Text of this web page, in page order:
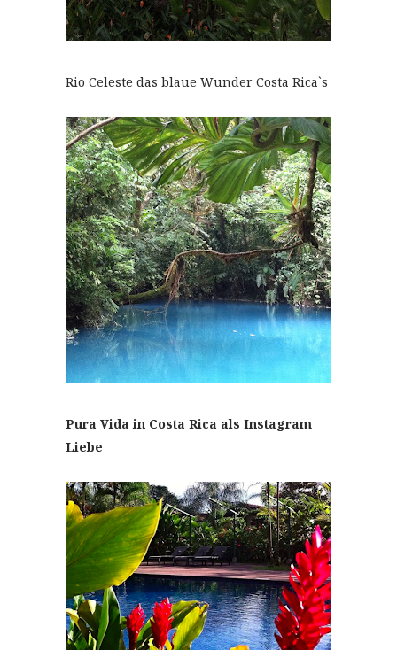
Rio Celeste das blaue Wunder Costa Rica`s
Pura Vida in Costa Rica als Instagram
Liebe